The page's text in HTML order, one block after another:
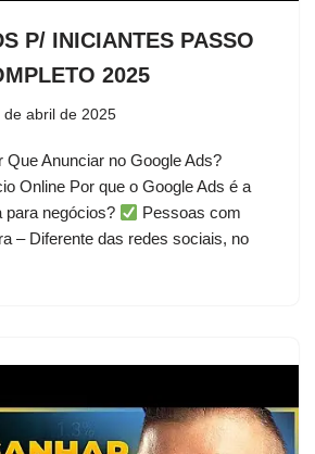
P/ INICIANTES PASSO
2025
de abril de 2025
Que Anunciar no Google Ads?
Online Por que o Google Ads é a
para negócios?
Pessoas com
– Diferente das redes sociais, no